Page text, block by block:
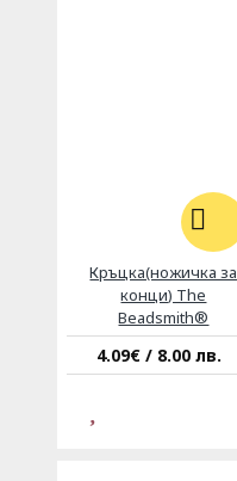
Кръцка(ножичка за
конци) The
Beadsmith®
4.09€ / 8.00 лв.